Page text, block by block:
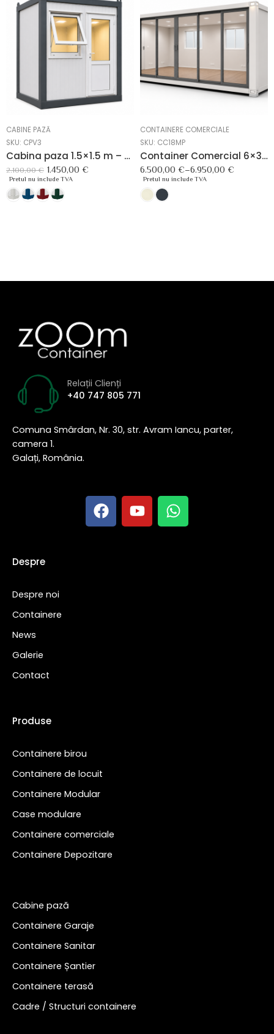
CABINE PAZĂ
SKU: CPV3
Cabina paza 1.5×1.5 m – solutie compacta pentru securitate
2.100,00€ 1.450,00 €
Pretul nu include TVA
CONTAINERE COMERCIALE
SKU: CC18MP
Container Comercial 6×3 – 18m² pentru Birouri și Spații Comerciale
6.500,00 €–6.950,00 €
Pretul nu include TVA
Relații Clienți
+40 747 805 771
Comuna Smârdan, Nr. 30, str. Avram Iancu, parter,
camera 1.
Galați, România.
Despre
Despre noi
Containere
News
Galerie
Contact
Produse
Containere birou
Containere de locuit
Containere Modular
Case modulare
Containere comerciale
Containere Depozitare
Cabine pază
Containere Garaje
Containere Sanitar
Containere Șantier
Containere terasă
Cadre / Structuri containere